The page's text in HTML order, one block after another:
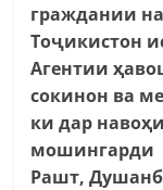
граждании
Тоҷикистон
Агентии
сокинон ва
ки дар
мошингарди
Рашт,